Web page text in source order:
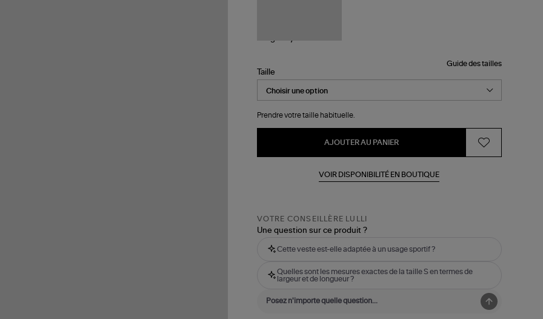
Guide des tailles
Taille
Prendre votre taille habituelle.
AJOUTER AU PANIER
VOIR DISPONIBILITÉ EN BOUTIQUE
VOTRE CONSEILLÈRE LULLI
Une question sur ce produit ?
Cette veste est-elle adaptée à un usage sportif ?
Quelles sont les mesures exactes de la taille S en termes de
largeur et de longueur ?